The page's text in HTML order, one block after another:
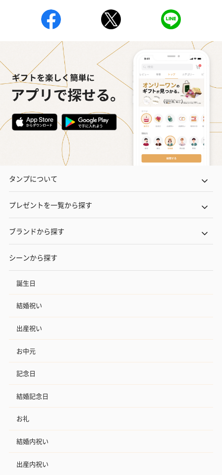
タンプについて
プレゼントを一覧から探す
ブランドから探す
シーンから探す
誕生日
結婚祝い
出産祝い
お中元
記念日
結婚記念日
お礼
結婚内祝い
出産内祝い